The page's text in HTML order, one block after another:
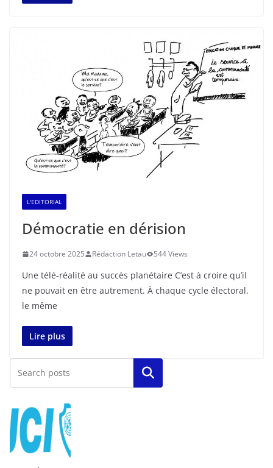
L'EDITORIAL
Démocratie en dérision
24 octobre 2025 Rédaction Letau 544 Views
Une télé-réalité au succès planétaire C’est à croire qu’il
ne pouvait en être autrement. À chaque cycle électoral,
le même
Lire plus
Rechercher